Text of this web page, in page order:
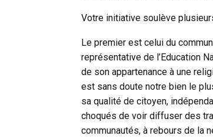
Votre initiative soulève
Le premier est celui du
représentative de l’Education
de son appartenance à une
est sans doute notre bien le
sa qualité de citoyen,
choqués de voir diffuser des
communautés, à rebours de la